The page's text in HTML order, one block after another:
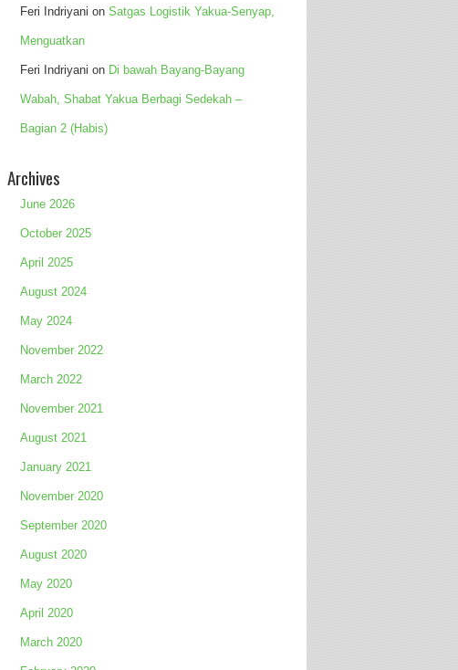
Feri Indriyani on Satgas Logistik Yakua-Senyap,
Menguatkan
Feri Indriyani on Di bawah Bayang-Bayang
Wabah, Shabat Yakua Berbagi Sedekah –
Bagian 2 (Habis)
Archives
June 2026
October 2025
April 2025
August 2024
May 2024
November 2022
March 2022
November 2021
August 2021
January 2021
November 2020
September 2020
August 2020
May 2020
April 2020
March 2020